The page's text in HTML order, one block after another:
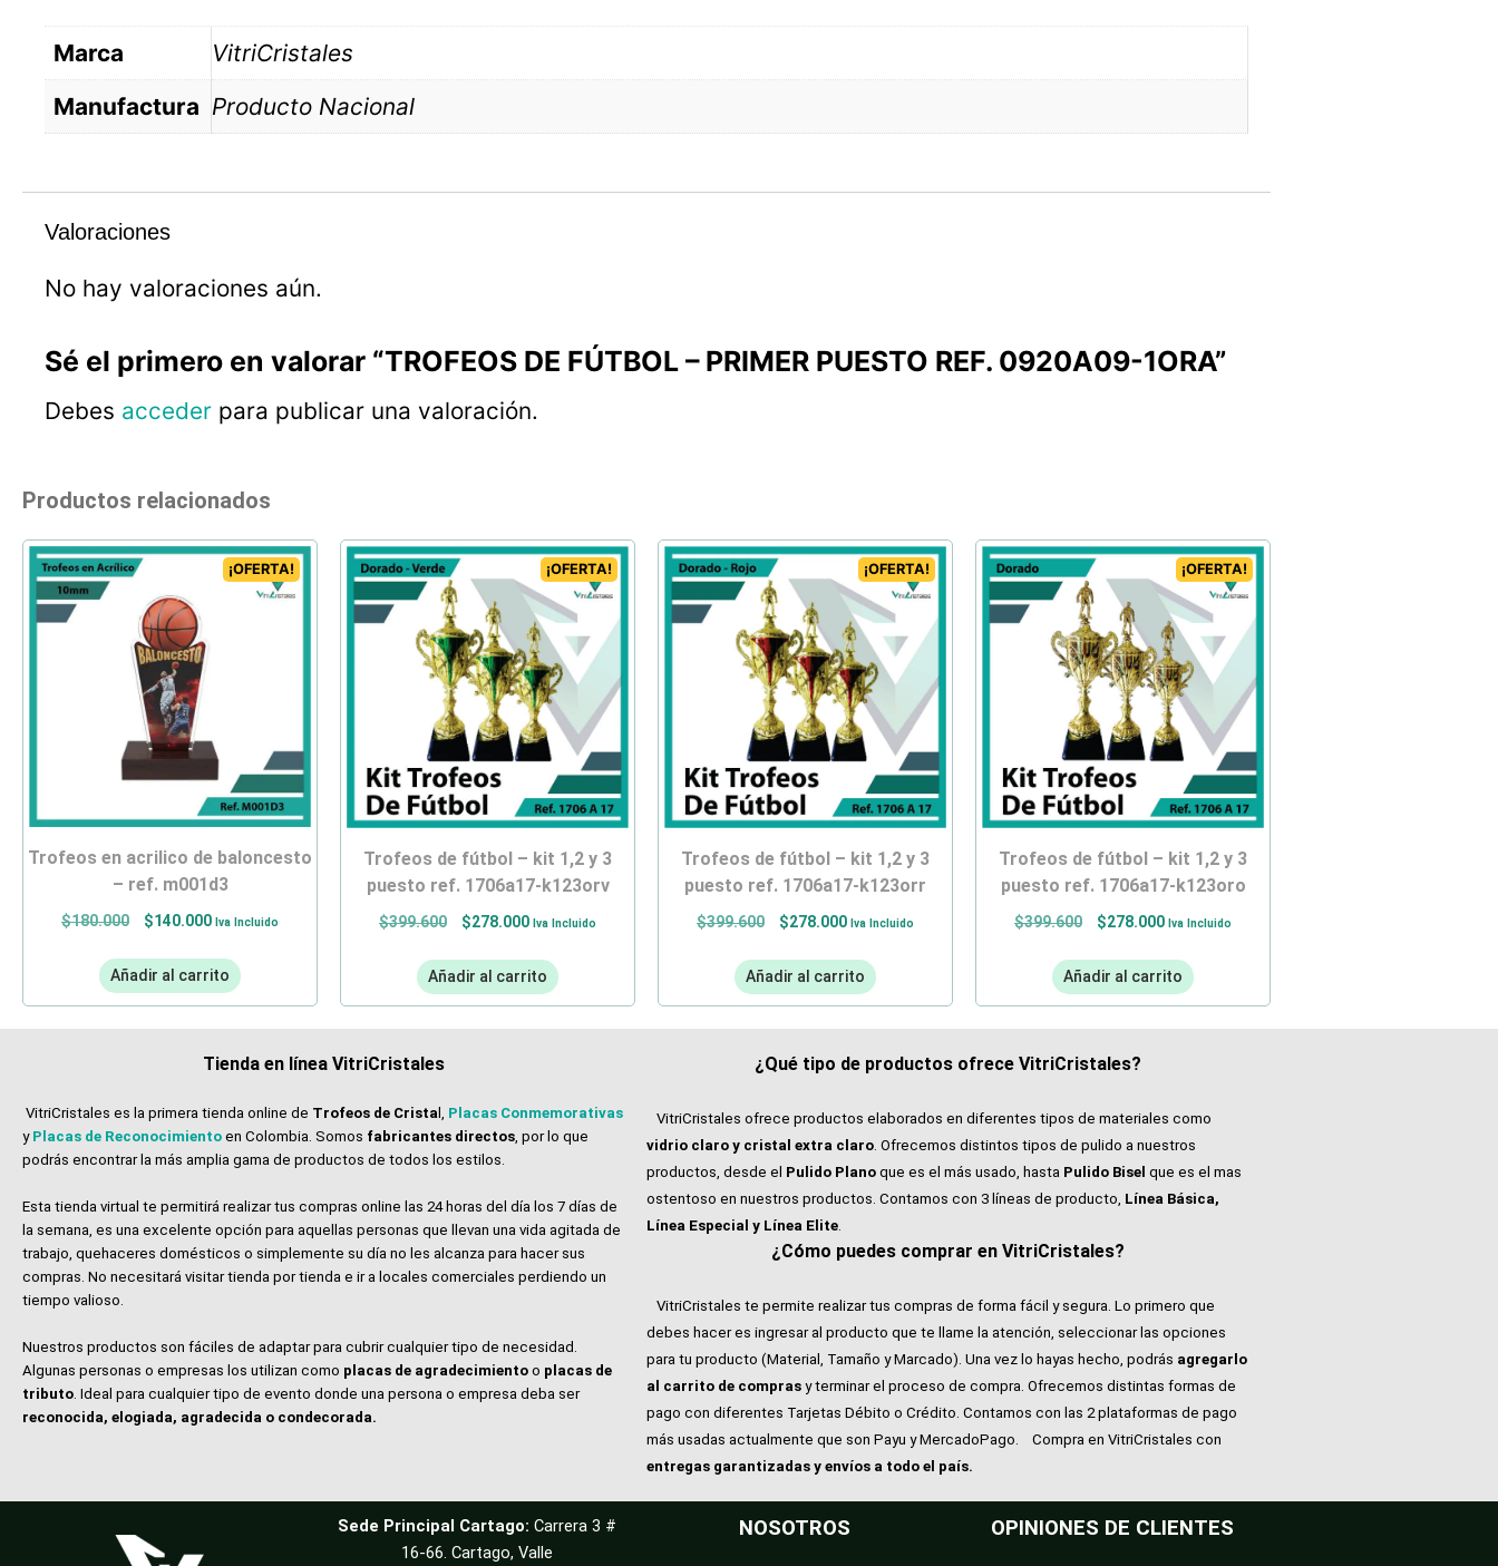
Marca
VitriCristales
Manufactura Producto Nacional
Valoraciones
No hay valoraciones aún.
Sé el primero en valorar “TROFEOS DE FÚTBOL – PRIMER PUESTO REF. 0920A09-1ORA”
Debes acceder para publicar una valoración.
Productos relacionados
¡OFERTA!
trofeos en acrilico de baloncesto
– ref. m001d3
$180.000 $140.000 Iva Incluido
Añadir al carrito
¡OFERTA!
trofeos de fútbol – kit 1,2 y 3
puesto ref. 1706a17-k123orv
$399.600 $278.000 Iva Incluido
Añadir al carrito
¡OFERTA!
trofeos de fútbol – kit 1,2 y 3
puesto ref. 1706a17-k123orr
$399.600 $278.000 Iva Incluido
Añadir al carrito
¡OFERTA!
trofeos de fútbol – kit 1,2 y 3
puesto ref. 1706a17-k123oro
$399.600 $278.000 Iva Incluido
Añadir al carrito
Tienda en línea VitriCristales
VitriCristales es la primera tienda online de Trofeos de Cristal, Placas Conmemorativas
y Placas de Reconocimiento en Colombia. Somos fabricantes directos , por lo que
podrás encontrar la más amplia gama de productos de todos los estilos.
Esta tienda virtual te permitirá realizar tus compras online las 24 horas del día los 7 días de
la semana, es una excelente opción para aquellas personas que llevan una vida agitada de
trabajo, quehaceres domésticos o simplemente su día no les alcanza para hacer sus
compras. No necesitará visitar tienda por tienda e ir a locales comerciales perdiendo un
tiempo valioso.
Nuestros productos son fáciles de adaptar para cubrir cualquier tipo de necesidad.
Algunas personas o empresas los utilizan como placas de agradecimiento o placas de
tributo . Ideal para cualquier tipo de evento donde una persona o empresa deba ser
reconocida, elogiada, agradecida o condecorada.
¿Qué tipo de productos ofrece VitriCristales?
VitriCristales ofrece productos elaborados en diferentes tipos de materiales como
vidrio claro y cristal extra claro . Ofrecemos distintos tipos de pulido a nuestros
productos, desde el Pulido Plano que es el más usado, hasta Pulido Bisel que es el mas
ostentoso en nuestros productos. Contamos con 3 líneas de producto, Línea Básica,
Línea Especial y Línea Elite
¿Cómo puedes comprar en VitriCristales?
VitriCristales te permite realizar tus compras de forma fácil y segura. Lo primero que
debes hacer es ingresar al producto que te llame la atención, seleccionar las opciones
para tu producto (Material, Tamaño y Marcado). Una vez lo hayas hecho, podrás agregarlo
al carrito de compras y terminar el proceso de compra. Ofrecemos distintas formas de
pago con diferentes Tarjetas Débito o Crédito. Contamos con las 2 plataformas de pago
más usadas actualmente que son Payu y MercadoPago.
Compra en VitriCristales con
entregas garantizadas y envíos a todo el país.
Sede Principal Cartago: Carrera 3 #
16-66. Cartago, Valle
NOSOTROS OPINIONES DE CLIENTES